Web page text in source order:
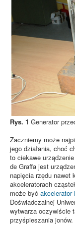
Rys. 1 Generator
Zaczniemy może
jego działania, choć
to ciekawe
de Graffa jest
napięcia rzędu nawet
akceleratorach
może być akcelerator
Doświadczalnej
wytwarza oczywiście
przyśpieszania jonów.